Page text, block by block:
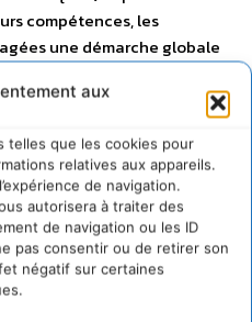
aux
telles que les cookies pour
relatives aux appareils.
de navigation.
autorisera à traiter des
de navigation ou les ID
pas consentir ou de retirer son
négatif sur certaines
compétences, les
une démarche globale
rendu et coût de ce
aujourd’hui approuvée par
des élus interrogés :
collecte est largement
sont pour), voire plébiscité
y voient une mesure
locaux ; pour les élus,
et de façon pérenne